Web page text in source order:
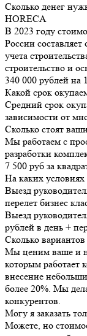
Сколько денег
HORECA
В 2023 году
России
учета
строительство и
340 000 рублей на
Какой срок
Средний срок
зависимости от
Сколько стоят
Мы работаем с
разработки
7 500 руб за
На каких
Выезд
перелет бизнес
Выезд
рублей в день +
Сколько
Мы ценим ваше и
которым работает
внесение
более 20%. Мы
конкурентов.
Могу я заказать
Можете, но